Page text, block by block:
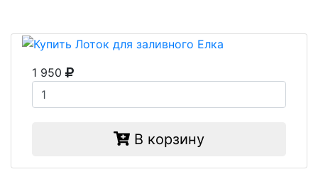
1 950
В корзину